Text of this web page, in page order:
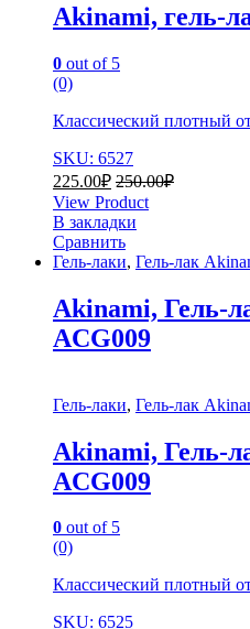
Akinami, гель-
0 out of 5
(0)
Классический плотный
SKU: 6527
225.00₽ 250.00₽
View Product
В закладки
Сравнить
Гель-лаки, Гель-лак
Akinami, Гель-
AСG009
Гель-лаки, Гель-лак
Akinami, Гель-
AСG009
0 out of 5
(0)
Классический плотный
SKU: 6525